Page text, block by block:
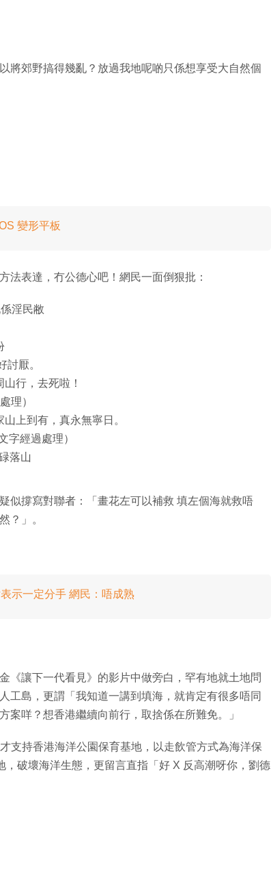
將郊野搞得幾亂？放過我地呢啲只係想享受大自然個
變形平板
法表達，冇公德心吧！網民一面倒狠批：
淫民敝
討厭。
行，去死啦！
理）
上到有，真永無寧日。
字經過處理）
落山
似撐寫對聯者：「畫花左可以補救 填左個海就救唔
？」。
示一定分手 網民：唔成熟
《讓下一代看見》的影片中做旁白，罕有地就土地問
工島，更謂「我知道一講到填海，就肯定有很多唔同
咩？想香港繼續向前行，取捨係在所難免。」
支持香港海洋公園保育基地，以走飲管方式為海洋保
破壞海洋生態，更留言直指「好 X 反高潮呀你，劉德